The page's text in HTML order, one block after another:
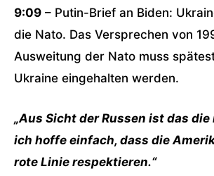
9:09 – Putin-Brief an Biden:
die Nato. Das Versprechen von
Ausweitung der Nato muss
Ukraine eingehalten werden.
„Aus Sicht der Russen ist das
ich hoffe einfach, dass die
rote Linie respektieren.“